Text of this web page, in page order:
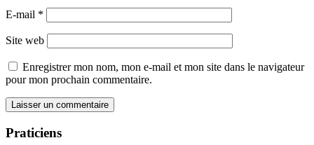
E-mail *
Site web
Enregistrer mon nom, mon e-mail et mon site dans le navigateur
pour mon prochain commentaire.
Praticiens